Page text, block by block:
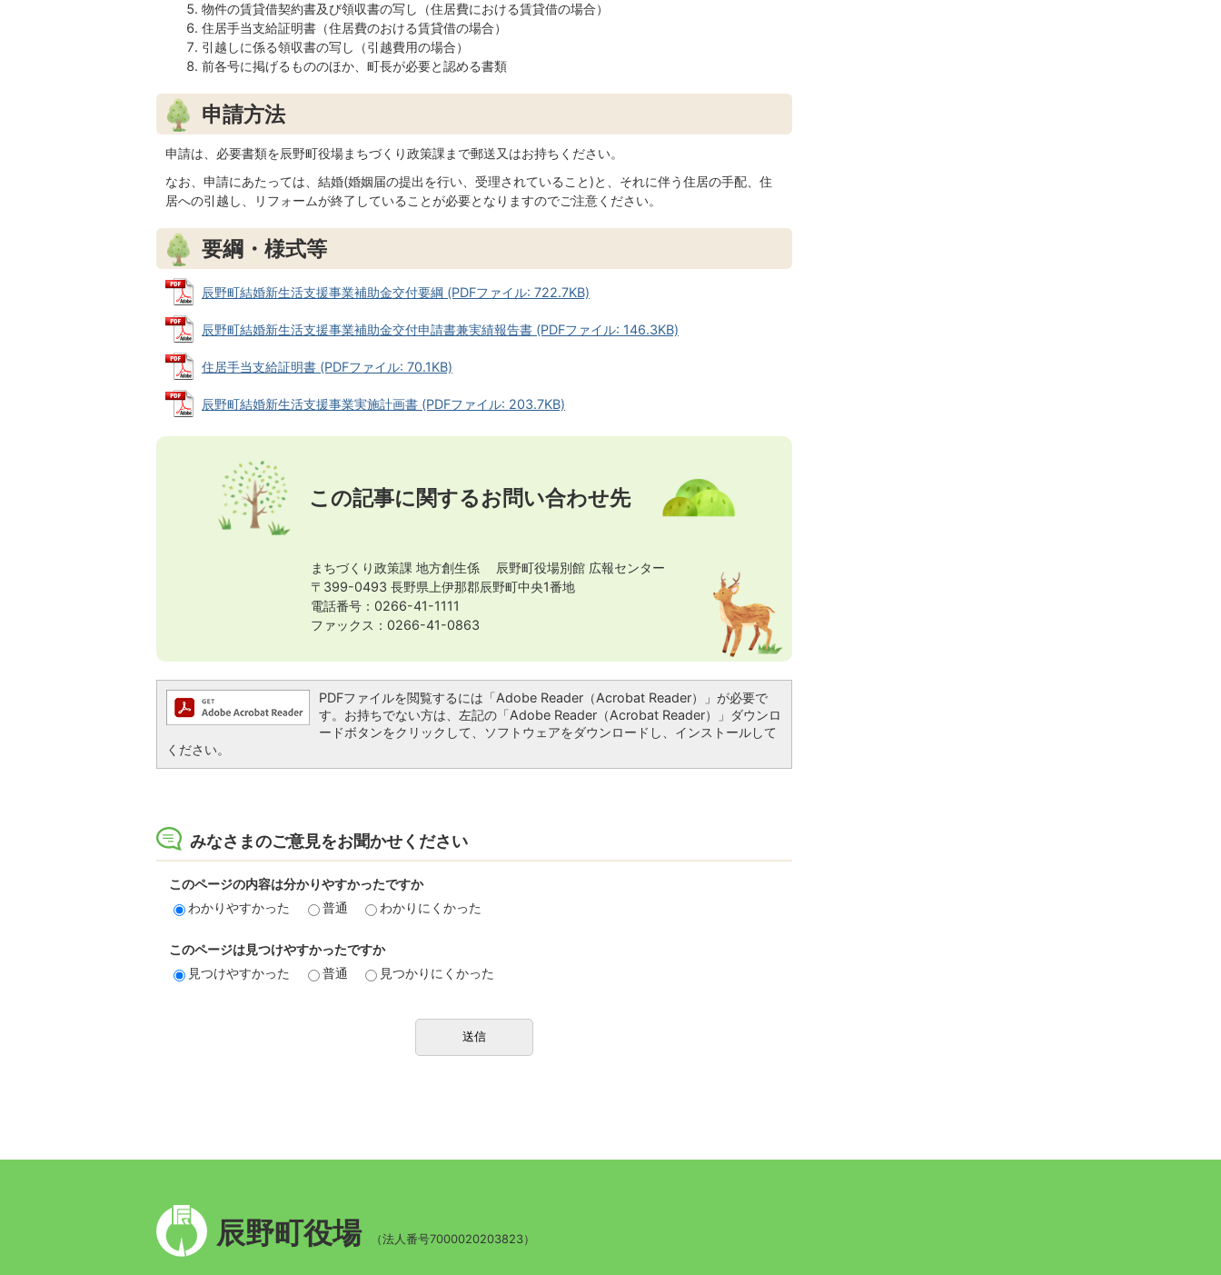
物件の賃貸借契約書及び領収書の写し（住居費における賃貸借の場合）
住居手当支給証明書（住居費のおける賃貸借の場合）
引越しに係る領収書の写し（引越費用の場合）
前各号に掲げるもののほか、町長が必要と認める書類
申請方法
申請は、必要書類を辰野町役場まちづくり政策課まで郵送又はお持ちください。
なお、申請にあたっては、結婚(婚姻届の提出を行い、受理されていること)と、それに伴う住居の手配、住
居への引越し、リフォームが終了していることが必要となりますのでご注意ください。
要綱・様式等
辰野町結婚新生活支援事業補助金交付要綱 (PDFファイル: 722.7KB)
辰野町結婚新生活支援事業補助金交付申請書兼実績報告書 (PDFファイル: 146.3KB)
住居手当支給証明書 (PDFファイル: 70.1KB)
辰野町結婚新生活支援事業実施計画書 (PDFファイル: 203.7KB)
この記事に関するお問い合わせ先
まちづくり政策課 地方創生係 辰野町役場別館 広報センター
〒399-0493 長野県上伊那郡辰野町中央1番地
電話番号：0266-41-1111
ファックス：0266-41-0863
PDFファイルを閲覧するには「Adobe Reader（Acrobat Reader）」が必要で
す。お持ちでない方は、左記の「Adobe Reader（Acrobat Reader）」ダウンロ
ードボタンをクリックして、ソフトウェアをダウンロードし、インストールして
ください。
みなさまのご意見をお聞かせください
このページの内容は分かりやすかったですか
わかりやすかった
普通 わかりにくかった
このページは見つけやすかったですか
見つけやすかった
普通 見つかりにくかった
辰
野
町
辰野町役場 （法人番号7000020203823）